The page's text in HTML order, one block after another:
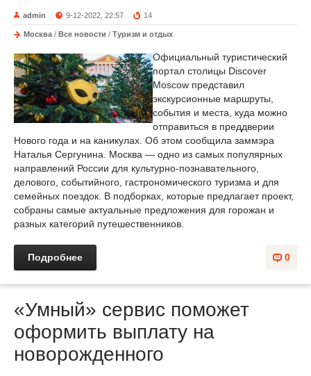
admin 9-12-2022, 22:57 14
Москва / Все новости / Туризм и отдых
Официальный туристический
портал столицы Discover
Moscow представил
экскурсионные маршруты,
события и места, куда можно
отправиться в преддверии
Нового года и на каникулах. Об этом сообщила заммэра
Наталья Сергунина. Москва — одно из самых популярных
направлений России для культурно-познавательного,
делового, событийного, гастрономического туризма и для
семейных поездок. В подборках, которые предлагает проект,
собраны самые актуальные предложения для горожан и
разных категорий путешественников.
0
Подробнее
«Умный» сервис поможет
оформить выплату на
новорожденного